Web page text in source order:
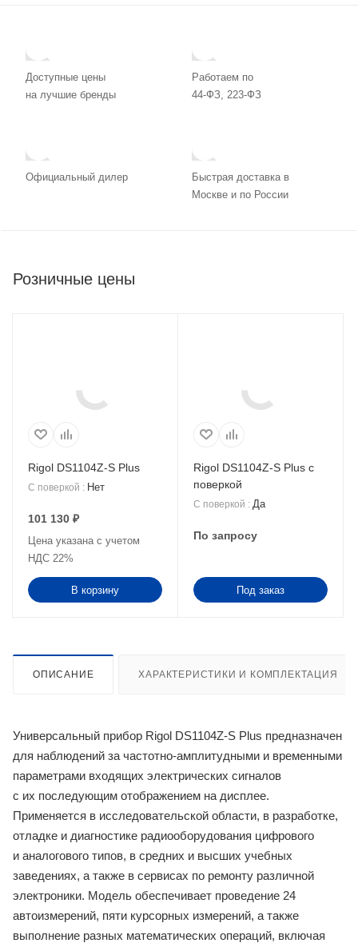
Доступные цены
на лучшие бренды
Работаем по
44-ФЗ, 223-ФЗ
Официальный дилер
Быстрая доставка в
Москве и по России
Розничные цены
Rigol DS1104Z-S Plus
С поверкой : Нет
101 130 ₽
Цена указана с учетом
НДС 22%
В корзину
Rigol DS1104Z-S Plus с
поверкой
С поверкой : Да
По запросу
Под заказ
ОПИСАНИЕ ХАРАКТЕРИСТИКИ И КОМПЛЕКТАЦИЯ
Универсальный прибор Rigol DS1104Z-S Plus предназначен
для наблюдений за частотно-амплитудными и временными
параметрами входящих электрических сигналов
с их последующим отображением на дисплее.
Применяется в исследовательской области, в разработке,
отладке и диагностике радиооборудования цифрового
и аналогового типов, в средних и высших учебных
заведениях, а также в сервисах по ремонту различной
электроники. Модель обеспечивает проведение 24
автоизмерений, пяти курсорных измерений, а также
выполнение разных математических операций, включая